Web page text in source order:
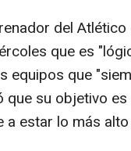
del
que es
equipos que
que su objetivo
a estar lo más